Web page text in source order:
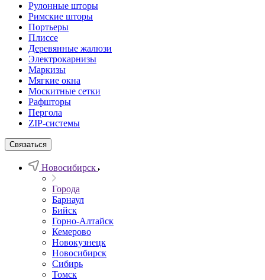
Рулонные шторы
Римские шторы
Портьеры
Плиссе
Деревянные жалюзи
Электрокарнизы
Маркизы
Мягкие окна
Москитные сетки
Рафшторы
Пергола
ZIP-системы
Связаться
Новосибирск
Города
Барнаул
Бийск
Горно-Алтайск
Кемерово
Новокузнецк
Новосибирск
Сибирь
Томск